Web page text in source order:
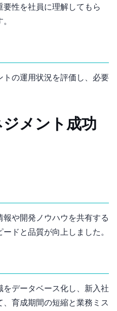
性を社員に理解してもら
の運用状況を評価し、必要
メント成功
情報や開発ノウハウを共有する
ドと品質が向上しました。
をデータベース化し、新入社
育成期間の短縮と業務ミス